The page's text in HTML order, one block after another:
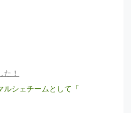
！
シェチームとして「